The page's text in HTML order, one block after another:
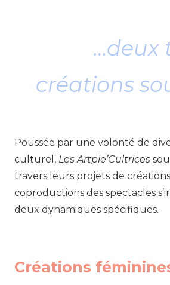
…deux
créations
Poussée par une volonté de
culturel, Les Artpie’Cultrices
travers leurs projets de
coproductions des spectacles
deux dynamiques spécifiques.
Créations